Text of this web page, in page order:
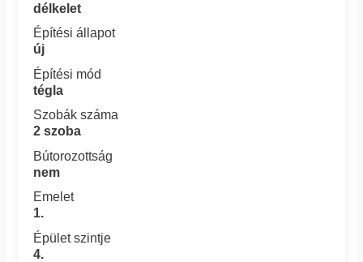
délkelet
Építési állapot
új
Építési mód
tégla
Szobák száma
2 szoba
Bútorozottság
nem
Emelet
1.
Épület szintje
4.